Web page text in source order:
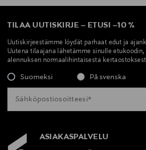
TILAA UUTISKIRJE – ETUSI –10 %
Uutiskirjeestämme löydät parhaat edut ja
Uutena tilaajana lähetämme sinulle etukoodin,
alennuksen normaalihintaisesta
Suomeksi På svenska
ASIAKASPALVELU